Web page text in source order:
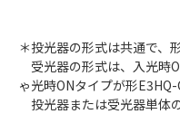
＊投光器の形式は共通で、
受光器の形式は、入光時
ゃ光時ONタイプが形
投光器または受光器単体